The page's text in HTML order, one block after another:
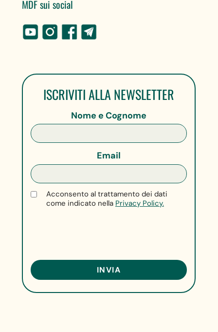
MDF sui social
ISCRIVITI ALLA NEWSLETTER
Nome e Cognome
Email
Acconsento al trattamento dei dati
come indicato nella Privacy Policy.